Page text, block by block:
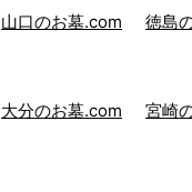
山口のお墓.com 徳島
大分のお墓.com 宮崎